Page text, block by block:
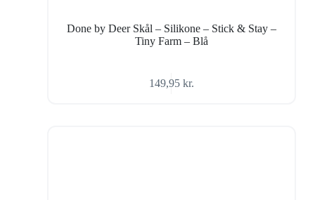
Done by Deer Skål – Silikone – Stick & Stay –
Tiny Farm – Blå
149,95 kr.